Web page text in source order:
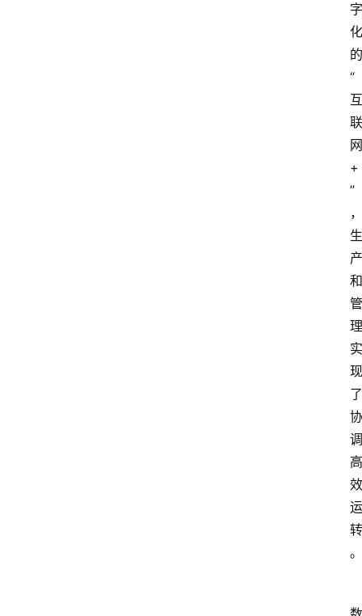
字
化
的
“
互
联
网
+
”
，
生
产
和
管
理
实
现
了
协
调
高
效
运
转
。